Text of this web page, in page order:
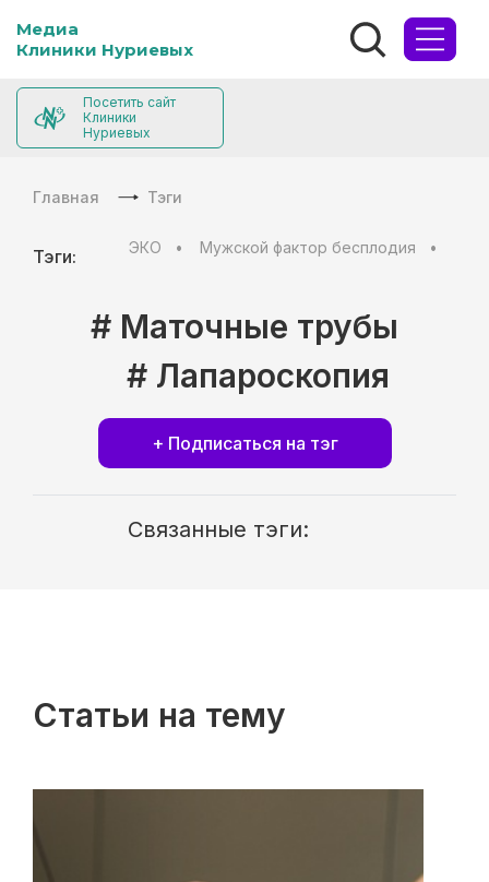
Медиа
Клиники Нуриевых
Посетить сайт
Клиники
Нуриевых
Главная Тэги
Тэги: ЭКО Мужской фактор бесплодия
# Маточные трубы
# Лапароскопия
+ Подписаться на тэг
Связанные тэги:
Статьи на тему